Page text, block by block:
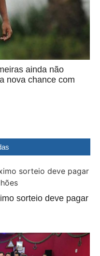
ainda não
nova chance com
sorteio deve pagar